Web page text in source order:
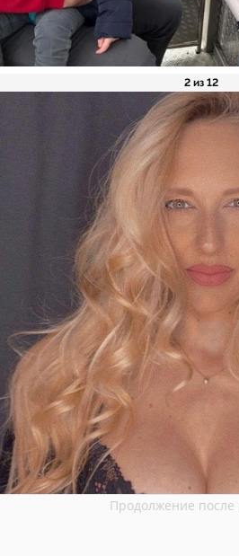
2 из 12